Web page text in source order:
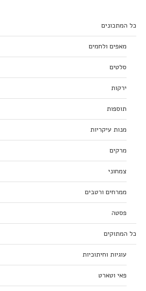
כל המתכונים
מאפים ולחמים
סלטים
ירקות
תוספות
מנות עיקריות
מרקים
צמחוני
ממרחים ורטבים
פסטה
כל המתוקים
עוגיות וחיתוכיות
פאי וטארט